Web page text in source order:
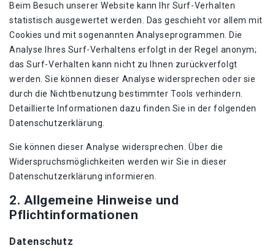
Beim Besuch unserer Website kann Ihr Surf-Verhalten
statistisch ausgewertet werden. Das geschieht vor allem mit
Cookies und mit sogenannten Analyseprogrammen. Die
Analyse Ihres Surf-Verhaltens erfolgt in der Regel anonym;
das Surf-Verhalten kann nicht zu Ihnen zurückverfolgt
werden. Sie können dieser Analyse widersprechen oder sie
durch die Nichtbenutzung bestimmter Tools verhindern.
Detaillierte Informationen dazu finden Sie in der folgenden
Datenschutzerklärung.
Sie können dieser Analyse widersprechen. Über die
Widerspruchsmöglichkeiten werden wir Sie in dieser
Datenschutzerklärung informieren.
2. Allgemeine Hinweise und
Pflichtinformationen
Datenschutz